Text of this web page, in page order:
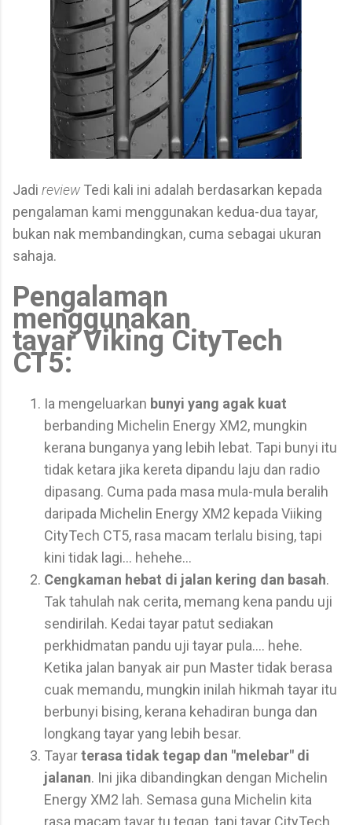
Jadi review Tedi kali ini adalah berdasarkan kepada
pengalaman kami menggunakan kedua-dua tayar,
bukan nak membandingkan, cuma sebagai ukuran
sahaja.
Pengalaman
menggunakan
tayar Viking CityTech
CT5:
Ia mengeluarkan bunyi yang agak kuat
berbanding Michelin Energy XM2, mungkin
kerana bunganya yang lebih lebat. Tapi bunyi itu
tidak ketara jika kereta dipandu laju dan radio
dipasang. Cuma pada masa mula-mula beralih
daripada Michelin Energy XM2 kepada Viiking
CityTech CT5, rasa macam terlalu bising, tapi
kini tidak lagi... hehehe...
Cengkaman hebat di jalan kering dan basah.
Tak tahulah nak cerita, memang kena pandu uji
sendirilah. Kedai tayar patut sediakan
perkhidmatan pandu uji tayar pula.... hehe.
Ketika jalan banyak air pun Master tidak berasa
cuak memandu, mungkin inilah hikmah tayar itu
berbunyi bising, kerana kehadiran bunga dan
longkang tayar yang lebih besar.
Tayarterasa tidak tegap dan "melebar" di
jalanan. Ini jika dibandingkan dengan Michelin
Energy XM2 lah. Semasa guna Michelin kita
rasa macam tayar tu tegap, tapi tayar CityTech